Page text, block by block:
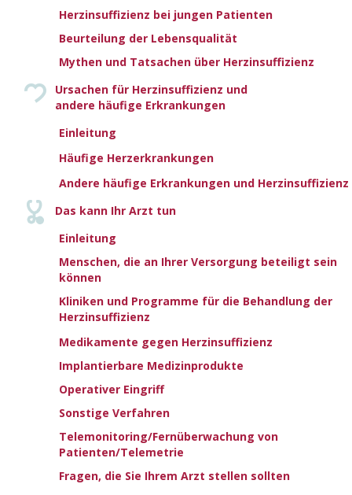
Herzinsuffizienz bei jungen Patienten
Beurteilung der Lebensqualität
Mythen und Tatsachen über Herzinsuffizienz
Ursachen für Herzinsuffizienz und
andere häufige Erkrankungen
Einleitung
Häufige Herzerkrankungen
Andere häufige Erkrankungen und Herzinsuffizienz
Das kann Ihr Arzt tun
Einleitung
Menschen, die an Ihrer Versorgung beteiligt sein
können
Kliniken und Programme für die Behandlung der
Herzinsuffizienz
Medikamente gegen Herzinsuffizienz
Implantierbare Medizinprodukte
Operativer Eingriff
Sonstige Verfahren
Telemonitoring/Fernüberwachung von
Patienten/Telemetrie
Fragen, die Sie Ihrem Arzt stellen sollten
Selbstfürsorge sind für den Erfolg eines Behandlungsplans
unerlässlich. Alkohol- oder Drogenkonsum können
Patienten die Selbstfürsorge erschweren.
Es ist wichtig, dass Patienten eine Alkohol- oder
Drogenabhängigkeit offen mit ihrem Hausarzt oder
Krankenpfleger besprechen. Medizinisches Personal
verfügt über Erfahrung in der Behandlung von Patienten
verschiedene Optionen, die Patienten und ihren Familien
helfen, das Problem zu lösen.
Zurück zu Andere häufige Erkrankungen und
Herzinsuffizienz
HERZKATHETER UND
ESC-LEITLINIEN FÜR
HERZINSUFFIZIENZ